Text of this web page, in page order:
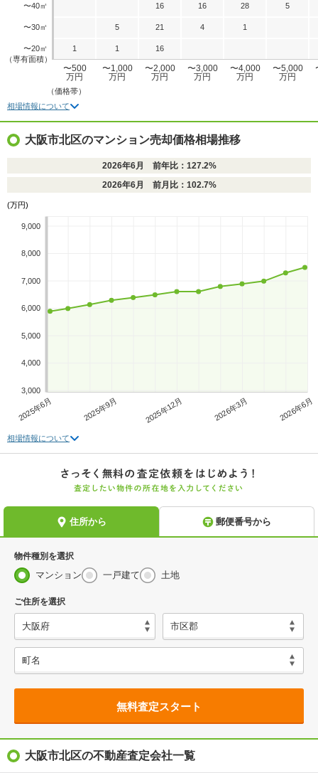
〜40㎡
〜30㎡
〜20㎡
（専有面積）
16 16 28 5
5 21 4 1
1 1 16
〜500
万円
〜1,000
万円
〜2,000
万円
〜3,000
万円
〜4,000
万円
〜5,000
万円
（価格帯）
相場情報について
大阪市北区のマンション売却価格相場推移
2026年6月 前年比：127.2%
2026年6月 前月比：102.7%
2025年6月 2025年9月 2025年12月 2026年3月 2026年6月
(万円)
9,000
8,000
7,000
6,000
5,000
4,000
3,000
相場情報について
物件種別を選択
マンション 一戸建て 土地
ご住所を選択
無料査定スタート
大阪市北区の不動産査定会社一覧